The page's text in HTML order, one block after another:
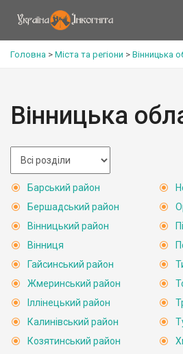
Головна > Міста та регіони > Вінницька
Вінницька
Барський район
Бершадський район
Вінницький район
Вінниця
Гайсинський район
Жмеринський район
Іллінецький район
Калинівський район
Козятинський район